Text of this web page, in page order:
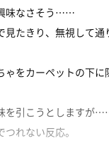
味なさそう……
たきり、無視して通
ゃをカーペットの下
を引こうとしますが
れない反応。